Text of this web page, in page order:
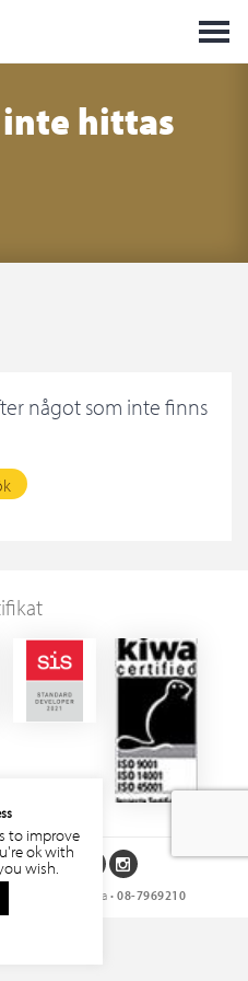
hittas
något som inte finns
27, 171 63 Solna • 08-7969210
to improve
ok with
wish.